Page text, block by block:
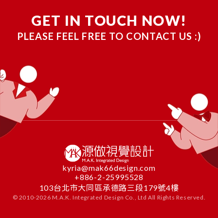
GET IN TOUCH NOW!
PLEASE FEEL FREE TO CONTACT US :)
kyria@mak66design.com
+886-2-25995528
103台北市大同區承德路三段179號4樓
© 2010-2026 M.A.K. Integrated Design Co., Ltd All Rights Reserved.